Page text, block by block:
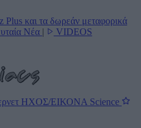
Plus και τα δωρεάν μεταφορικά
Νέα | VIDEOS
ΗΧΟΣ/ΕΙΚΟΝΑ Science